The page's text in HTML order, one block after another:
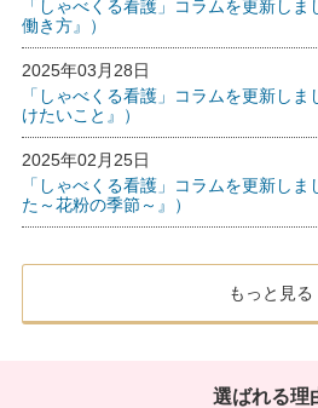
「しゃべくる看護」コラムを更新し
働き方』）
2025年03月28日
「しゃべくる看護」コラムを更新し
けたいこと』）
2025年02月25日
「しゃべくる看護」コラムを更新し
た～花粉の季節～』）
もっと見る
選ばれる理